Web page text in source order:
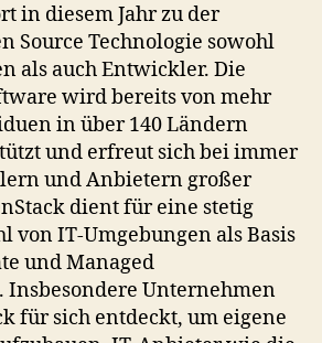
in diesem Jahr zu der
Source Technologie sowohl
als auch Entwickler. Die
wird bereits von mehr
in über 140 Ländern
und erfreut sich bei immer
und Anbietern großer
dient für eine stetig
von IT-Umgebungen als Basis
und Managed
Unternehmen
für sich entdeckt, um eigene